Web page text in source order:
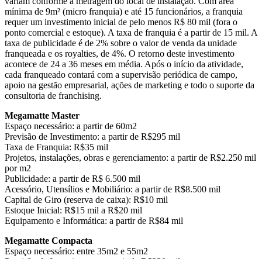
mínima de 9m² (micro franquia) e até 15 funcionários, a franquia
requer um investimento inicial de pelo menos R$ 80 mil (fora o
ponto comercial e estoque). A taxa de franquia é a partir de 15 mil. A
taxa de publicidade é de 2% sobre o valor de venda da unidade
franqueada e os royalties, de 4%. O retorno deste investimento
acontece de 24 a 36 meses em média. Após o início da atividade,
cada franqueado contará com a supervisão periódica de campo,
apoio na gestão empresarial, ações de marketing e todo o suporte da
consultoria de franchising.
Megamatte Master
Espaço necessário: a partir de 60m2
Previsão de Investimento: a partir de R$295 mil
Taxa de Franquia: R$35 mil
Projetos, instalações, obras e gerenciamento: a partir de R$2.250 mil
por m2
Publicidade: a partir de R$ 6.500 mil
Acessório, Utensílios e Mobiliário: a partir de R$8.500 mil
Capital de Giro (reserva de caixa): R$10 mil
Estoque Inicial: R$15 mil a R$20 mil
Equipamento e Informática: a partir de R$84 mil
Megamatte Compacta
Espaço necessário: entre 35m2 e 55m2